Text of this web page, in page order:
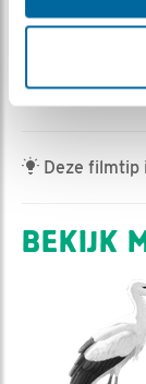
Jan-Willem
Vind ik leuk|
Deze filmtip
BEKIJK